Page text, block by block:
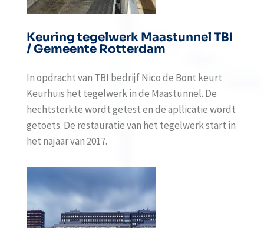
Keuring tegelwerk Maastunnel TBI
/ Gemeente Rotterdam
In opdracht van TBI bedrijf Nico de Bont keurt
Keurhuis het tegelwerk in de Maastunnel. De
hechtsterkte wordt getest en de apllicatie wordt
getoets. De restauratie van het tegelwerk start in
het najaar van 2017.